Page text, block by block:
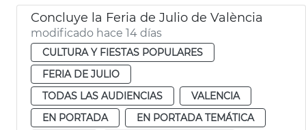
Concluye la Feria de Julio de València
modificado hace 14 días
CULTURA Y FIESTAS POPULARES
FERIA DE JULIO
TODAS LAS AUDIENCIAS
VALENCIA
EN PORTADA
EN PORTADA TEMÁTICA